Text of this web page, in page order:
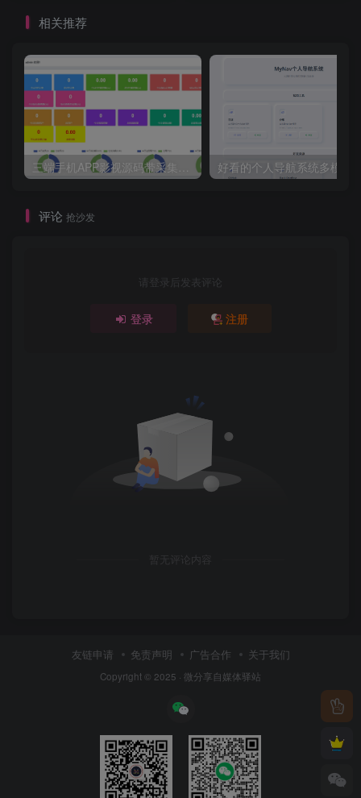
相关推荐
评论 抢沙发
请登录后发表评论
登录 注册
暂无评论内容
友链申请 免责声明 广告合作 关于我们
Copyright © 2025 · 微分享自媒体驿站